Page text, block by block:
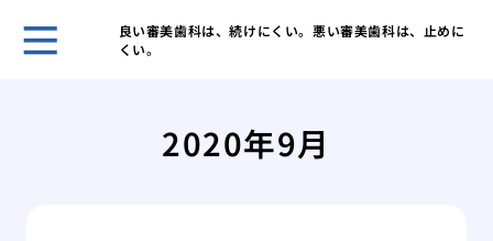
良い審美歯科は、続けにくい。悪い審美歯科は、止めに
くい。
2020年9月